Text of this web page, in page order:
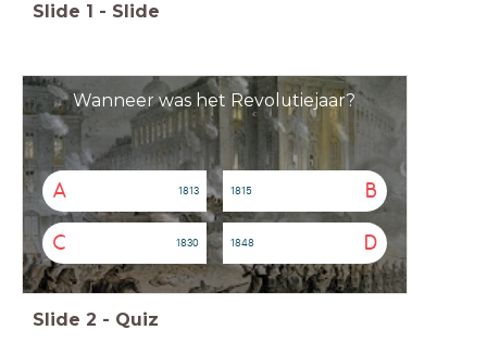
Slide 1 - Slide
Wanneer was het Revolutiejaar?
A 1813 B
1815
C 1830 D
1848
Slide 2 - Quiz